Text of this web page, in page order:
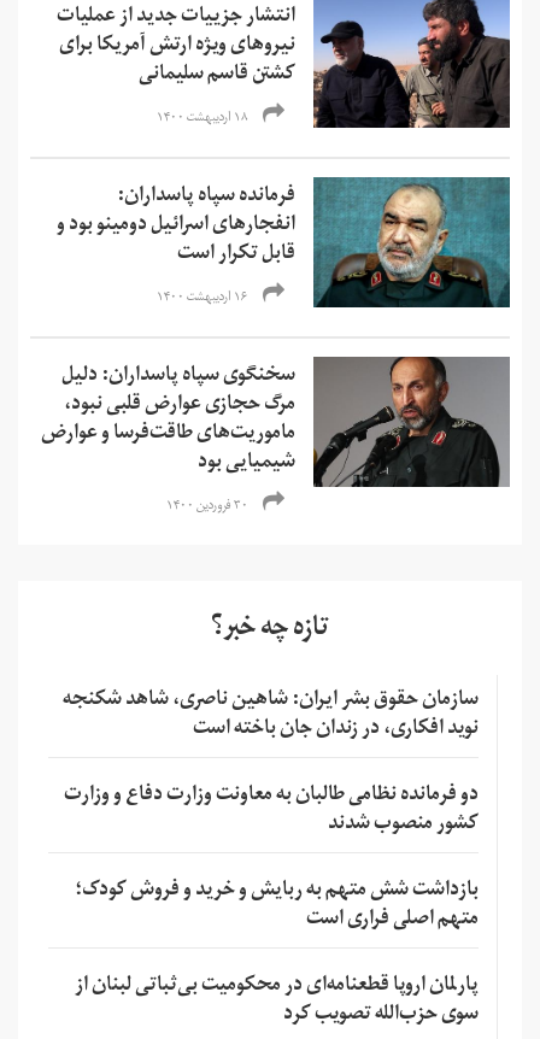
انتشار جزییات جدید از عملیات
نیروهای ویژه ارتش آمریکا برای
کشتن قاسم سلیمانی
۱۸ اردیبهشت ۱۴۰۰
فرمانده سپاه پاسداران:
انفجارهای اسرائیل دومینو بود و
قابل تکرار است
۱۶ اردیبهشت ۱۴۰۰
سخنگوی سپاه پاسداران: دلیل
مرگ حجازی عوارض قلبی نبود،
ماموریت‌های طاقت‌فرسا و عوارض
شیمیایی بود
۳۰ فروردین ۱۴۰۰
تازه چه خبر؟
سازمان حقوق بشر ایران: شاهین ناصری، شاهد شکنجه
نوید افکاری، در زندان جان باخته است
دو فرمانده نظامی طالبان به معاونت وزارت دفاع و وزارت
کشور منصوب شدند
بازداشت شش متهم به ربایش و خرید و فروش کودک؛
متهم اصلی فراری است
پارلمان اروپا قطعنامه‌ای در محکومیت بی‌ثباتی لبنان از
سوی حزب‌الله تصویب کرد